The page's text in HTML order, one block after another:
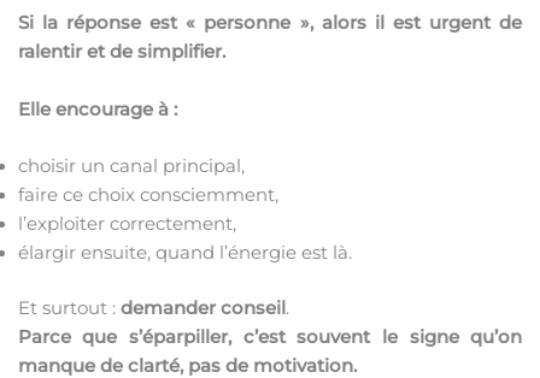
Si la réponse est « personne », alors il est urgent de
ralentir et de simplifier.
Elle encourage à :
choisir un canal principal,
faire ce choix consciemment,
l’exploiter correctement,
élargir ensuite, quand l’énergie est là.
Et surtout : demander conseil.
Parce que s’éparpiller, c’est souvent le signe qu’on
manque de clarté, pas de motivation.